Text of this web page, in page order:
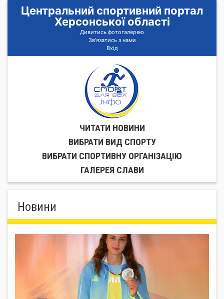
Центральний спортивний портал
Херсонської області
Дивитись фотогалерею
Зв'язатись з нами
Вхід
ЧИТАТИ НОВИНИ
ВИБРАТИ ВИД СПОРТУ
ВИБРАТИ СПОРТИВНУ ОРГАНIЗАЦIЮ
ГАЛЕРЕЯ СЛАВИ
Новини